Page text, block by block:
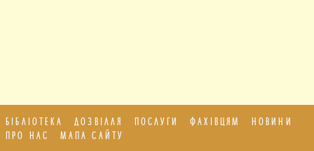
БІБЛІОТЕКА ДОЗВІЛЛЯ ПОСЛУГИ ФАХІВЦЯМ
НОВИНИ
ПРО НАС
МАПА САЙТУ